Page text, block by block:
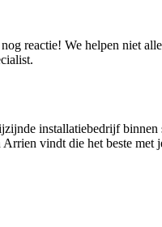
reactie! We helpen niet
installatiebedrijf
vindt die het beste